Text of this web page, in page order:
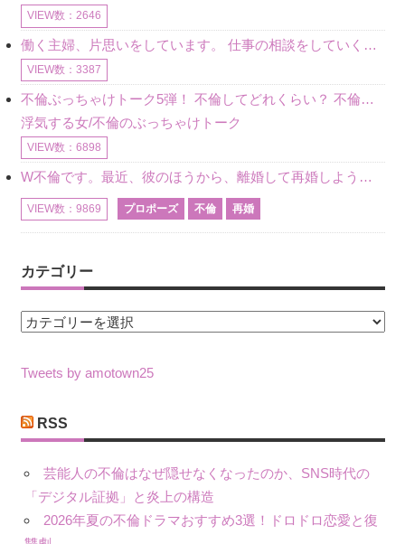
VIEW数：2646
働く主婦、片思いをしています。 仕事の相談をしていくうちに、彼のことを好きになりました。私には夫も子供もいます。不倫をしているわけでもなく、もちろん、この気持ちは誰にも話していません。 ラインをする関
VIEW数：3387
不倫ぶっちゃけトーク5弾！ 不倫してどれくらい？ 不倫のあれこれを、なんでもどうぞ♪♪
浮気する女/不倫のぶっちゃけトーク
VIEW数：6898
W不倫です。最近、彼のほうから、離婚して再婚しよう、と言ってきました。ハッキリいうと、そこまでは考えていませんでした。彼を好きな気持ちはあるし、彼なしの生活は考えられません。だけど、離婚して再婚すると
VIEW数：9869 プロポーズ 不倫 再婚
カテゴリー
カ
ゴ
ー
Tweets by amotown25
RSS
芸能人の不倫はなぜ隠せなくなったのか、SNS時代の
「デジタル証拠」と炎上の構造
2026年夏の不倫ドラマおすすめ3選！ドロドロ恋愛と復